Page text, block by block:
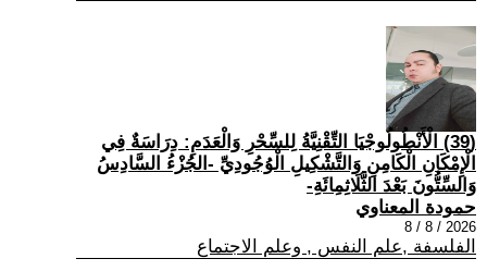
(39) الْأَنْطُولُوجْيَا التِّقْنِيَّةُ لِلسِّحْرِ وَالْعَدَمِ: دِرَاسَةٌ فِي
الْإِمْكَانِ الْكَامِنِ وَالتَّشْكِيلِ الْوُجُودِيِّ -الجُزْءُ السَّادِسُ
وَالسِّتُّونَ بَعْدَ الثَّلَاثِمِائَةِ-
حمودة المعناوي
2026 / 8 / 8
الفلسفة ,علم النفس , وعلم الاجتماع